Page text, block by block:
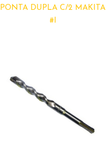
PONTA DUPLA C/2 MAKITA
#I